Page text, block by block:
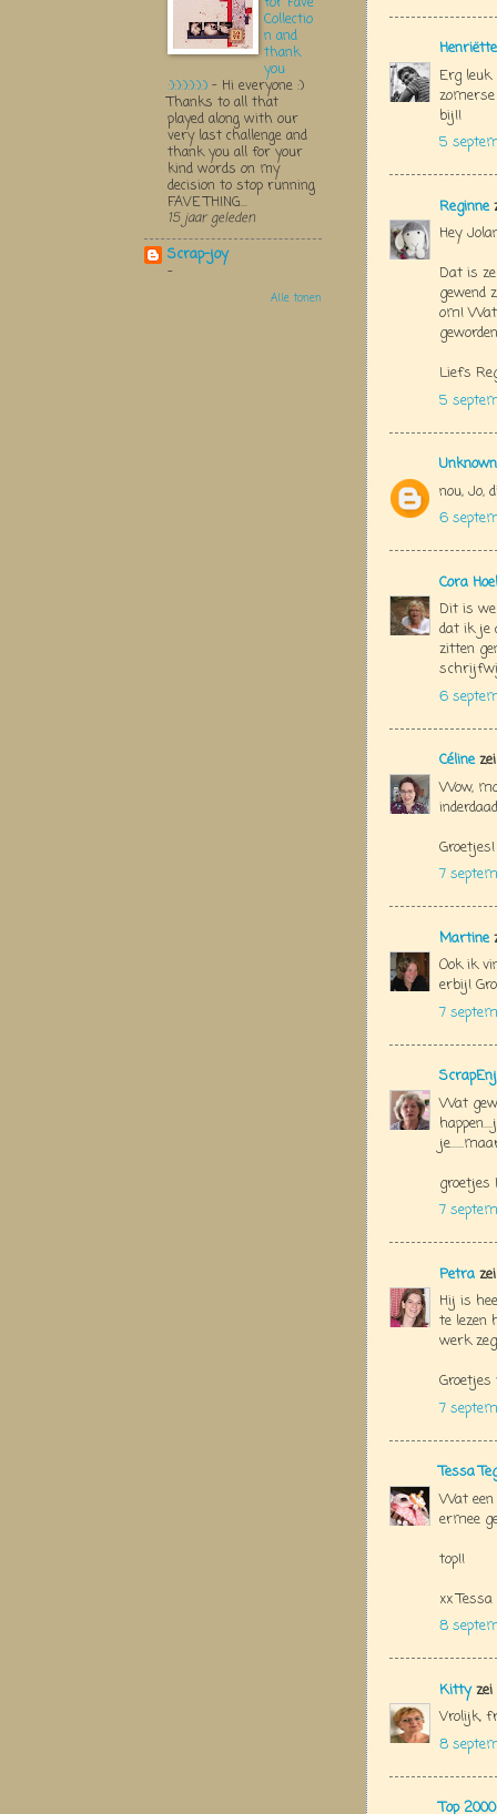
Henriëtte
Erg leuk
bij!!
5
Reginne
Hey
Dat is
gewend
om!
Liefs
5
Unknown
nou, Jo,
6
Cora
Dit is
dat ik je
zitten
6
Célinezei
Wow,
Groetjes!
7
Martine
Ook ik
erbij!
7
Wat
groetjes
7
Petra zei
Hij is
te lezen
werk
7
Tessa
Wat een
ermee
top!!
xx Tessa
8
Kittyzei
Vrolijk,
8
Top
Collectio
n and
thank
you
:):):):):):) - Hi everyone :)
Thanks to all that
played along with our
very last challenge and
thank you all for your
kind words on my
decision to stop running
FAVE THING...
15 jaar geleden
Scrap-joy
-
Alle tonen